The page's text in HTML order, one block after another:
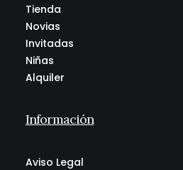
Tienda
Novias
Invitadas
Niñas
Alquiler
Información
Aviso Legal